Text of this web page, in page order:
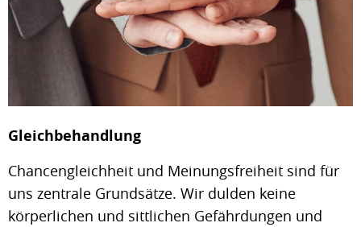
Gleichbehandlung
Chancengleichheit und Meinungsfreiheit sind für
uns zentrale Grundsätze. Wir dulden keine
körperlichen und sittlichen Gefährdungen und